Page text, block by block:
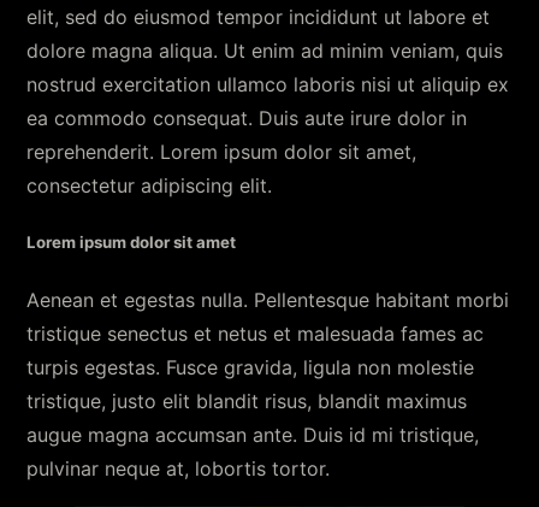
elit, sed do eiusmod tempor incididunt ut labore et
dolore magna aliqua. Ut enim ad minim veniam, quis
nostrud exercitation ullamco laboris nisi ut aliquip ex
ea commodo consequat. Duis aute irure dolor in
reprehenderit. Lorem ipsum dolor sit amet,
consectetur adipiscing elit.
Lorem ipsum dolor sit amet
Aenean et egestas nulla. Pellentesque habitant morbi
tristique senectus et netus et malesuada fames ac
turpis egestas. Fusce gravida, ligula non molestie
tristique, justo elit blandit risus, blandit maximus
augue magna accumsan ante. Duis id mi tristique,
pulvinar neque at, lobortis tortor.